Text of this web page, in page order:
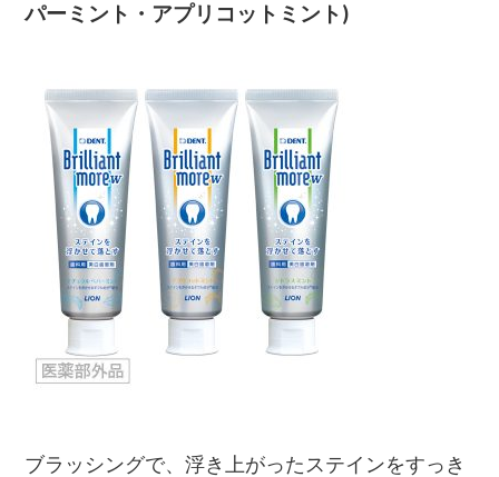
パーミント・アプリコットミント)
ブラッシングで、浮き上がったステインをすっき